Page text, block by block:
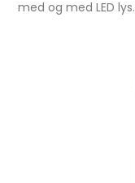
med og med LED lys.